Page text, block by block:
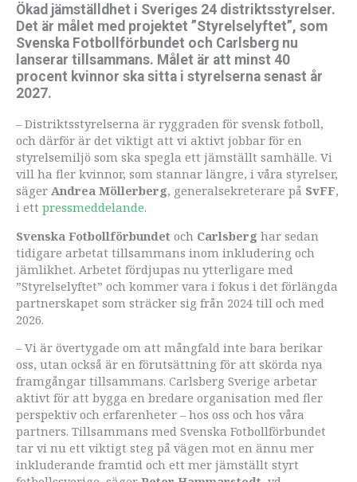
Ökad jämställdhet i Sveriges 24 distriktsstyrelser.
Det är målet med projektet ”Styrelselyftet”, som
Svenska Fotbollförbundet och Carlsberg nu
lanserar tillsammans. Målet är att minst 40
procent kvinnor ska sitta i styrelserna senast år
2027.
– Distriktsstyrelserna är ryggraden för svensk fotboll,
och därför är det viktigt att vi aktivt jobbar för en
styrelsemiljö som ska spegla ett jämställt samhälle. Vi
vill ha fler kvinnor, som stannar längre, i våra styrelser,
säger Andrea Möllerberg, generalsekreterare på SvFF,
i ett pressmeddelande.
Svenska Fotbollförbundet och Carlsberg har sedan
tidigare arbetat tillsammans inom inkludering och
jämlikhet. Arbetet fördjupas nu ytterligare med
”Styrelselyftet” och kommer vara i fokus i det förlängda
partnerskapet som sträcker sig från 2024 till och med
2026.
– Vi är övertygade om att mångfald inte bara berikar
oss, utan också är en förutsättning för att skörda nya
framgångar tillsammans. Carlsberg Sverige arbetar
aktivt för att bygga en bredare organisation med fler
perspektiv och erfarenheter – hos oss och hos våra
partners. Tillsammans med Svenska Fotbollförbundet
tar vi nu ett viktigt steg på vägen mot en ännu mer
inkluderande framtid och ett mer jämställt styrt